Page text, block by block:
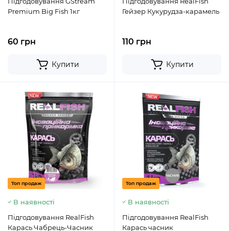
Premium Big Fish 1кг
60 грн
Купити
Гейзер Кукурудза-карамель
110 грн
Купити
Топ продаж
В наявності
Підгодовування RealFish
Карась Чабрець-Часник
Топ продаж
В наявності
Підгодовування RealFish
Карась часник